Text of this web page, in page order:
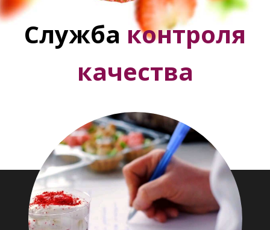
Служба контроля
качества